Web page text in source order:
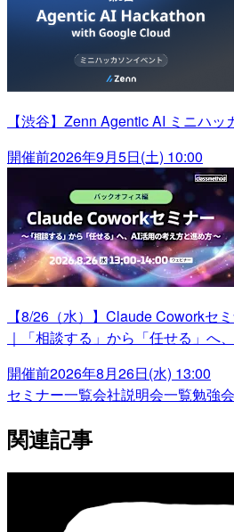
【渋谷】Zenn Agentic AI ミニハ
開催前2026年9月5日(土) 10:00
【8/26（水）】Claude Coworkセ
｜「相談する」から「任せる」へ
開催前2026年8月26日(水) 13:00
セミナー一覧会社説明会一覧勉強
関連記事